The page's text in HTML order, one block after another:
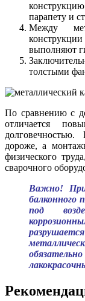
парапету и
Между
выполняют
толстыми
По сравнению с
отличается
дороже, а
физического
сварочного
Важно! При
балконного
под